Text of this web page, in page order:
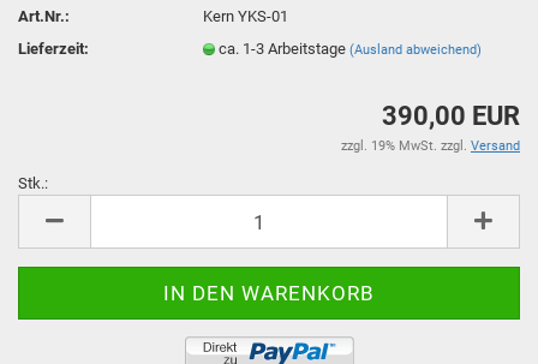
Art.Nr.:
Kern YKS-01
Lieferzeit:
ca. 1-3 Arbeitstage(Ausland abweichend)
390,00 EUR
zzgl. 19% MwSt. zzgl. Versand
Stk.: